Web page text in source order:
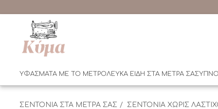
ΥΦΑΣΜΑΤΑ ΜΕ ΤΟ ΜΕΤΡΟΛΕΥΚΑ ΕΙΔΗ ΣΤΑ ΜΕΤΡΑ ΣΑΣ
ΣΕΝΤΟΝΙΑ ΣΤΑ ΜΕΤΡΑ ΣΑΣ ΣΕΝΤΟΝΙΑ ΧΩΡΙΣ